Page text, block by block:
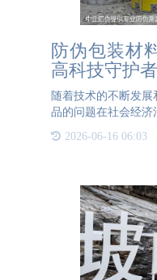
防伪包装材
高科技守护者
随着技术的不断发
品的问题在社会经济
者权益，各行各业都
防伪领域中，防伪包
2026-06-16 06:03